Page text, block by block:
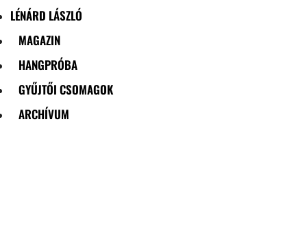
LÉNÁRD LÁSZLÓ
MAGAZIN
HANGPRÓBA
GYŰJTŐI CSOMAGOK
ARCHÍVUM